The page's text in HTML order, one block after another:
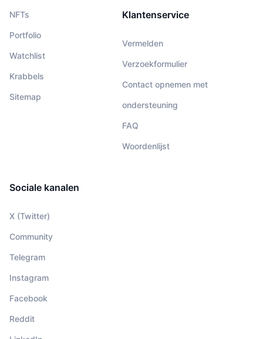
NFTs
Portfolio
Watchlist
Krabbels
Sitemap
Klantenservice
Vermelden
Verzoekformulier
Contact opnemen met
ondersteuning
FAQ
Woordenlijst
Sociale kanalen
X (Twitter)
Community
Telegram
Instagram
Facebook
Reddit